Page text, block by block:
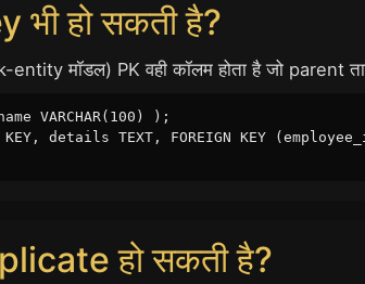
हो सकती है?
मॉडल) PK वही कॉलम होता है जो parent
VARCHAR(100) );
details TEXT, FOREIGN KEY
हो सकती है?